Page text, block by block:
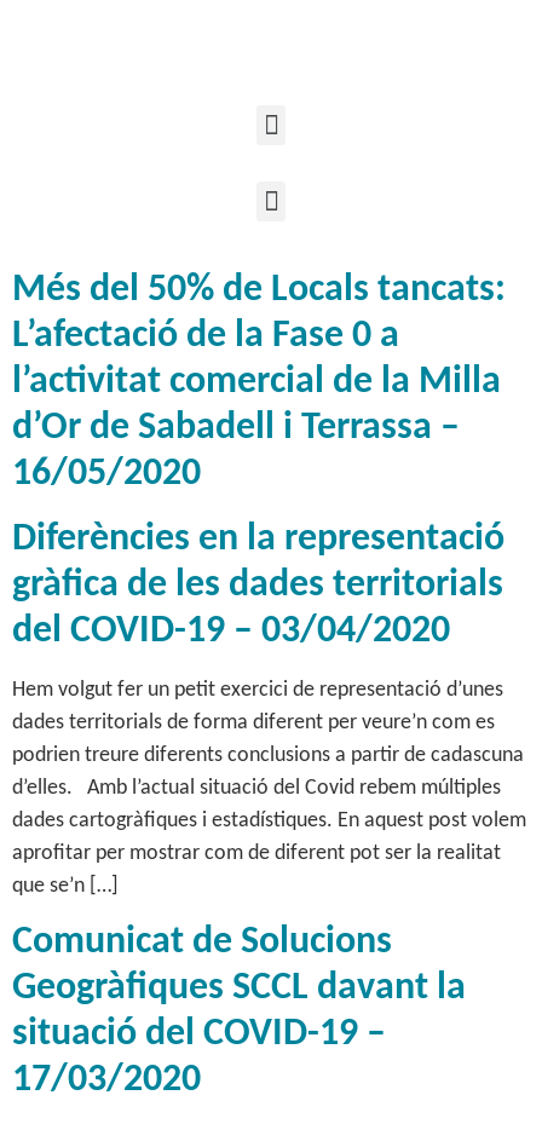
Més del 50% de Locals tancats:
L’afectació de la Fase 0 a
l’activitat comercial de la Milla
d’Or de Sabadell i Terrassa –
16/05/2020
Diferències en la representació
gràfica de les dades territorials
del COVID-19 – 03/04/2020
Hem volgut fer un petit exercici de representació d’unes
dades territorials de forma diferent per veure’n com es
podrien treure diferents conclusions a partir de cadascuna
d’elles. Amb l’actual situació del Covid rebem múltiples
dades cartogràfiques i estadístiques. En aquest post volem
aprofitar per mostrar com de diferent pot ser la realitat
que se’n […]
Comunicat de Solucions
Geogràfiques SCCL davant la
situació del COVID-19 –
17/03/2020